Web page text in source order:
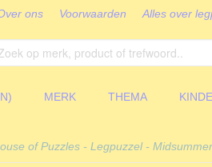
ons Voorwaarden Alles over
MERK THEMA
of Puzzles - Legpuzzel -